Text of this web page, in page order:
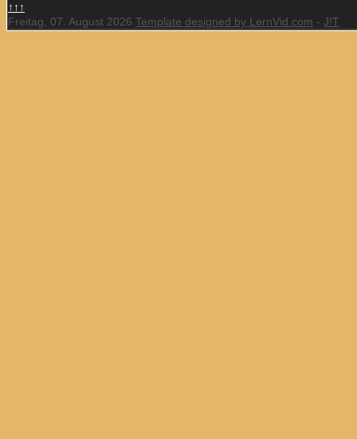
↑↑↑
Freitag, 07. August 2026 Template designed by LernVid.com - J!T